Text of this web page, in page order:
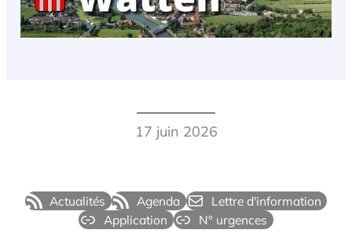
17 juin 2026
Actualités Agenda
Lettre d'information
Application
N° urgences